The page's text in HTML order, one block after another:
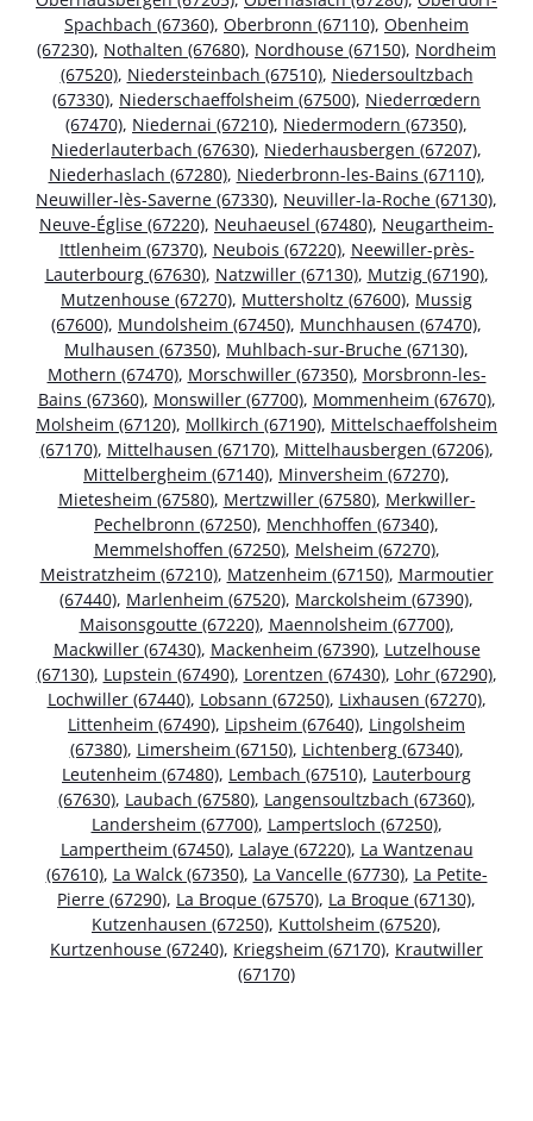
Spachbach (67360), Oberbronn (67110), Obenheim
(67230), Nothalten (67680), Nordhouse (67150), Nordheim
(67520), Niedersteinbach (67510), Niedersoultzbach
(67330), Niederschaeffolsheim (67500), Niederrœdern
(67470), Niedernai (67210), Niedermodern (67350),
Niederlauterbach (67630), Niederhausbergen (67207),
Niederhaslach (67280), Niederbronn-les-Bains (67110),
Neuwiller-lès-Saverne (67330), Neuviller-la-Roche (67130),
Neuve-Église (67220), Neuhaeusel (67480), Neugartheim-
Ittlenheim (67370), Neubois (67220), Neewiller-près-
Lauterbourg (67630), Natzwiller (67130), Mutzig (67190),
Mutzenhouse (67270), Muttersholtz (67600), Mussig
(67600), Mundolsheim (67450), Munchhausen (67470),
Mulhausen (67350), Muhlbach-sur-Bruche (67130),
Mothern (67470), Morschwiller (67350), Morsbronn-les-
Bains (67360), Monswiller (67700), Mommenheim (67670),
Molsheim (67120), Mollkirch (67190), Mittelschaeffolsheim
(67170), Mittelhausen (67170), Mittelhausbergen (67206),
Mittelbergheim (67140), Minversheim (67270),
Mietesheim (67580), Mertzwiller (67580), Merkwiller-
Pechelbronn (67250), Menchhoffen (67340),
Memmelshoffen (67250), Melsheim (67270),
Meistratzheim (67210), Matzenheim (67150), Marmoutier
(67440), Marlenheim (67520), Marckolsheim (67390),
Maisonsgoutte (67220), Maennolsheim (67700),
Mackwiller (67430), Mackenheim (67390), Lutzelhouse
(67130), Lupstein (67490), Lorentzen (67430), Lohr (67290),
Lochwiller (67440), Lobsann (67250), Lixhausen (67270),
Littenheim (67490), Lipsheim (67640), Lingolsheim
(67380), Limersheim (67150), Lichtenberg (67340),
Leutenheim (67480), Lembach (67510), Lauterbourg
(67630), Laubach (67580), Langensoultzbach (67360),
Landersheim (67700), Lampertsloch (67250),
Lampertheim (67450), Lalaye (67220), La Wantzenau
(67610), La Walck (67350), La Vancelle (67730), La Petite-
Pierre (67290), La Broque (67570), La Broque (67130),
Kutzenhausen (67250), Kuttolsheim (67520),
Kurtzenhouse (67240), Kriegsheim (67170), Krautwiller
(67170)